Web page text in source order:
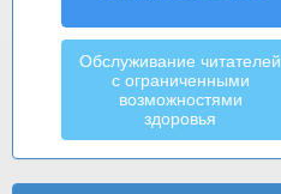
Обслуживание читателей
с ограниченными
возможностями
здоровья